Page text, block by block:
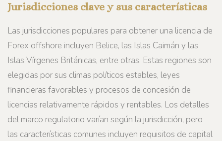
Jurisdicciones clave y sus características
Las jurisdicciones populares para obtener una licencia de
Forex offshore incluyen Belice, las Islas Caimán y las
Islas Vírgenes Británicas, entre otras. Estas regiones son
elegidas por sus climas políticos estables, leyes
financieras favorables y procesos de concesión de
licencias relativamente rápidos y rentables. Los detalles
del marco regulatorio varían según la jurisdicción, pero
las características comunes incluyen requisitos de capital